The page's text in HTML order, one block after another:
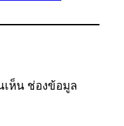
เห็น ช่องข้อมูล